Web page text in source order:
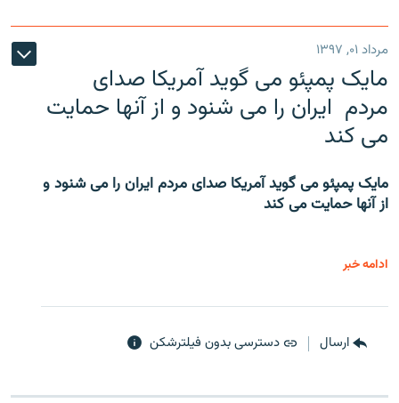
مرداد ۰۱, ۱۳۹۷
مایک پمپئو می گوید آمریکا صدای
مردم ایران را می شنود و از آنها حمایت
می کند
مایک پمپئو می گوید آمریکا صدای مردم ایران را می شنود و
از آنها حمایت می کند
ادامه خبر
ارسال دسترسی بدون فیلترشکن